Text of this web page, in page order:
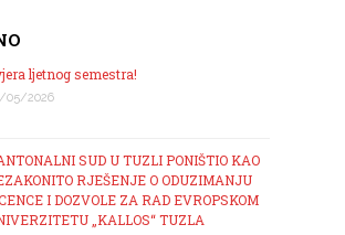
ljetnog semestra!
05/2026
SUD U TUZLI PONIŠTIO KAO
RJEŠENJE O ODUZIMANJU
I DOZVOLE ZA RAD EVROPSKOM
„KALLOS“ TUZLA